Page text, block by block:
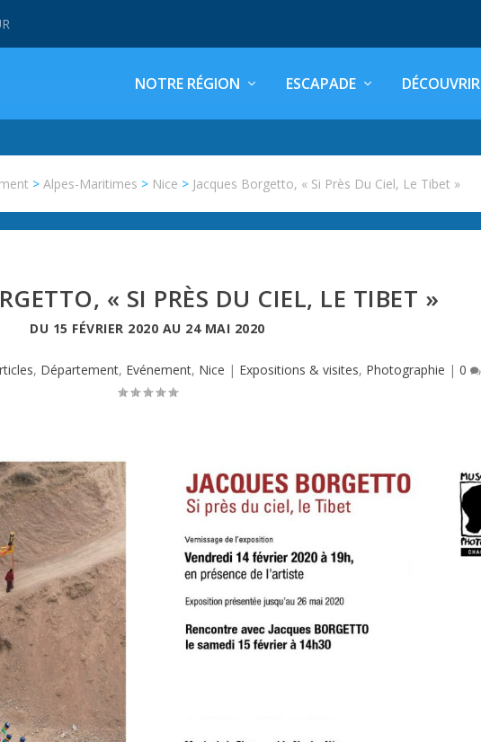
NOTRE RÉGION ESCAPADE DÉCOUVRIR
>Alpes-Maritimes > Nice > Jacques Borgetto, « Si Près Du Ciel, Le Tibet »
« SI PRÈS DU CIEL, LE TIBET »
DU 15 FÉVRIER 2020 AU 24 MAI 2020
, Département, Evénement, Nice | Expositions & visites, Photographie |0